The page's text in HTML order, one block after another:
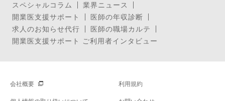
スペシャルコラム
業界ニュース
開業医支援サポート
医師の年収診断
求人のお知らせ代行
医師の職場カルテ
開業医支援サポート ご利用者インタビュー
会社概要 利用規約